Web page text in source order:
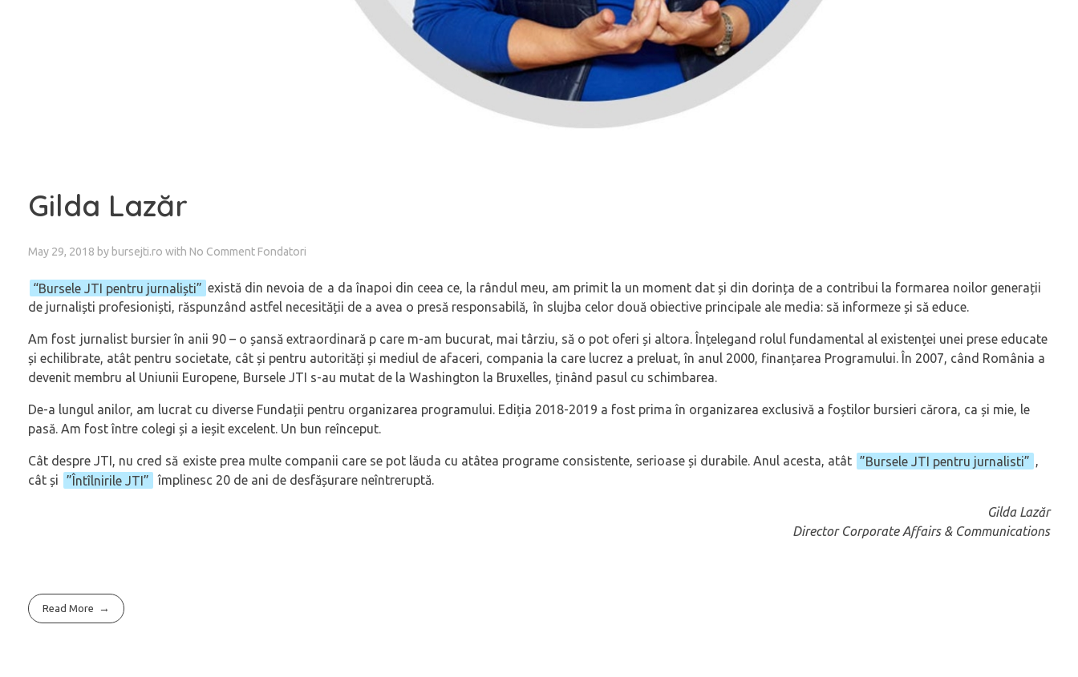
Gilda Lazăr
May 29, 2018 by bursejti.ro with No Comment Fondatori
“Bursele JTI pentru jurnaliști” există din nevoia de a da înapoi din ceea ce, la rândul meu, am primit la un moment dat și din dorința de a contribui la formarea noilor generații
de jurnaliști profesioniști, răspunzând astfel necesității de a avea o presă responsabilă, în slujba celor două obiective principale ale media: să informeze și să educe.
Am fost jurnalist bursier în anii 90 – o șansă extraordinară p care m-am bucurat, mai târziu, să o pot oferi și altora. Înțelegand rolul fundamental al existenței unei prese educate
și echilibrate, atât pentru societate, cât și pentru autorități și mediul de afaceri, compania la care lucrez a preluat, în anul 2000, finanțarea Programului. În 2007, când România a
devenit membru al Uniunii Europene, Bursele JTI s-au mutat de la Washington la Bruxelles, ținând pasul cu schimbarea.
De-a lungul anilor, am lucrat cu diverse Fundații pentru organizarea programului. Ediția 2018-2019 a fost prima în organizarea exclusivă a foștilor bursieri cărora, ca și mie, le
pasă. Am fost între colegi și a ieșit excelent. Un bun reînceput.
Cât despre JTI, nu cred să existe prea multe companii care se pot lăuda cu atâtea programe consistente, serioase și durabile. Anul acesta, atât ”Bursele JTI pentru jurnalisti” ,
cât și
”Întîlnirile JTI” împlinesc 20 de ani de desfășurare neîntreruptă.
Gilda Lazăr
Director Corporate Affairs & Communications
Read More